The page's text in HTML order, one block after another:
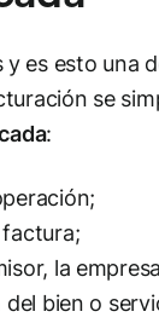
es esto una
se
:
factura;
la
bien o